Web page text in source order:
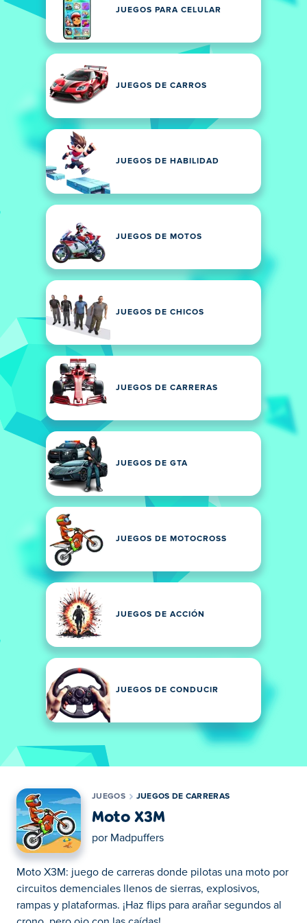
JUEGOS PARA CELULAR
JUEGOS DE CARROS
JUEGOS DE HABILIDAD
JUEGOS DE MOTOS
JUEGOS DE CHICOS
JUEGOS DE CARRERAS
JUEGOS DE GTA
JUEGOS DE MOTOCROSS
JUEGOS DE ACCIÓN
JUEGOS DE CONDUCIR
JUEGOS JUEGOS DE CARRERAS
Moto X3M
por Madpuffers
Moto X3M: juego de carreras donde pilotas una moto por
circuitos demenciales llenos de sierras, explosivos,
rampas y plataformas. ¡Haz flips para arañar segundos al